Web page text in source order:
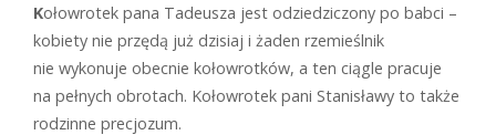
Kołowrotek pana Tadeusza jest odziedziczony po babci –
kobiety nie przędą już dzisiaj i żaden rzemieślnik
nie wykonuje obecnie kołowrotków, a ten ciągle pracuje
na pełnych obrotach. Kołowrotek pani Stanisławy to także
rodzinne precjozum.